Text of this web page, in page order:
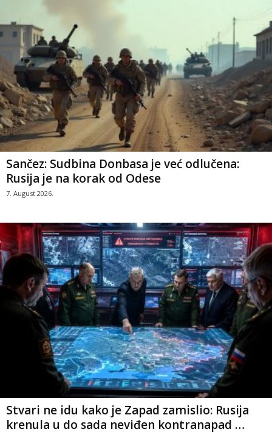
Sančez: Sudbina Donbasa je već odlučena:
Rusija je na korak od Odese
7. August 2026.
Stvari ne idu kako je Zapad zamislio: Rusija
krenula u do sada neviđen kontranapad …